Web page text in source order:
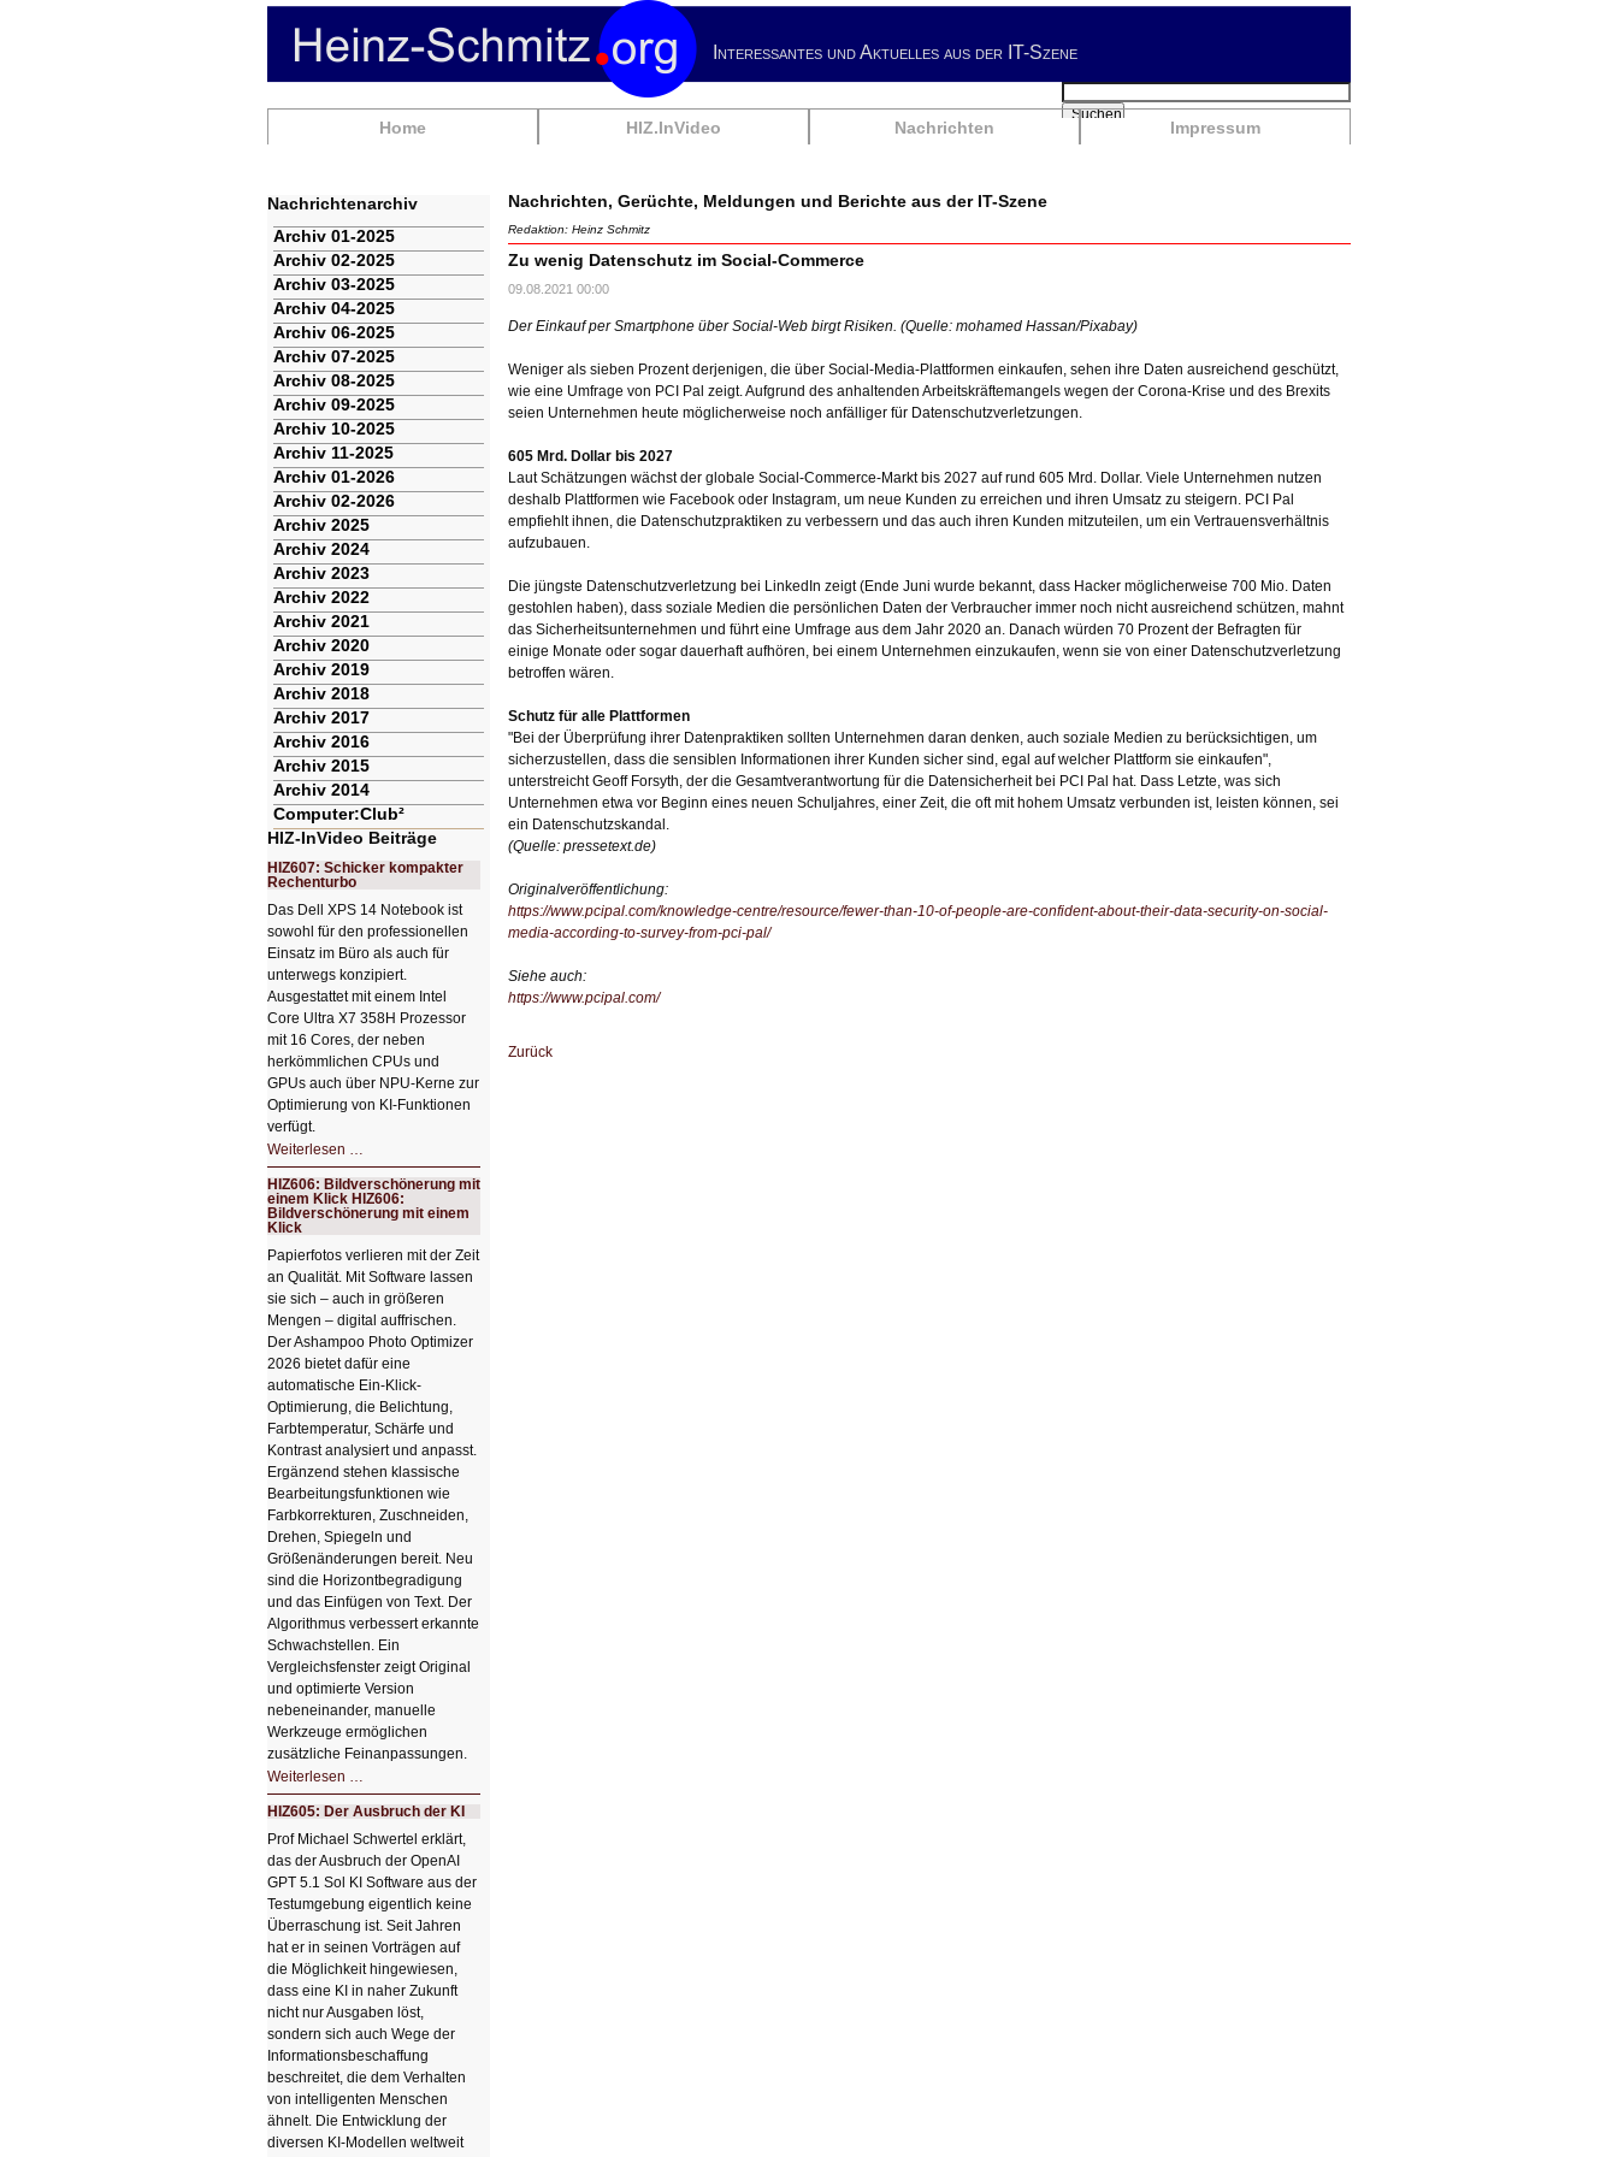
Interessantes und Aktuelles aus der IT-Szene
Navigation
Home HIZ.InVideo Nachrichten Impressum
Suchbegriffe
Suchen
Nachrichten, Gerüchte, Meldungen und Berichte aus der IT-Szene
Redaktion: Heinz Schmitz
Zu wenig Datenschutz im Social-Commerce
09.08.2021 00:00
Der Einkauf per Smartphone über Social-Web birgt Risiken. (Quelle: mohamed Hassan/Pixabay)
Weniger als sieben Prozent derjenigen, die über Social-Media-Plattformen einkaufen, sehen ihre Daten ausreichend geschützt,
wie eine Umfrage von PCI Pal zeigt. Aufgrund des anhaltenden Arbeitskräftemangels wegen der Corona-Krise und des Brexits
seien Unternehmen heute möglicherweise noch anfälliger für Datenschutzverletzungen.
605 Mrd. Dollar bis 2027
Laut Schätzungen wächst der globale Social-Commerce-Markt bis 2027 auf rund 605 Mrd. Dollar. Viele Unternehmen nutzen
deshalb Plattformen wie Facebook oder Instagram, um neue Kunden zu erreichen und ihren Umsatz zu steigern. PCI Pal
empfiehlt ihnen, die Datenschutzpraktiken zu verbessern und das auch ihren Kunden mitzuteilen, um ein Vertrauensverhältnis
aufzubauen.
Die jüngste Datenschutzverletzung bei LinkedIn zeigt (Ende Juni wurde bekannt, dass Hacker möglicherweise 700 Mio. Daten
gestohlen haben), dass soziale Medien die persönlichen Daten der Verbraucher immer noch nicht ausreichend schützen, mahnt
das Sicherheitsunternehmen und führt eine Umfrage aus dem Jahr 2020 an. Danach würden 70 Prozent der Befragten für
einige Monate oder sogar dauerhaft aufhören, bei einem Unternehmen einzukaufen, wenn sie von einer Datenschutzverletzung
betroffen wären.
Schutz für alle Plattformen
"Bei der Überprüfung ihrer Datenpraktiken sollten Unternehmen daran denken, auch soziale Medien zu berücksichtigen, um
sicherzustellen, dass die sensiblen Informationen ihrer Kunden sicher sind, egal auf welcher Plattform sie einkaufen",
unterstreicht Geoff Forsyth, der die Gesamtverantwortung für die Datensicherheit bei PCI Pal hat. Dass Letzte, was sich
Unternehmen etwa vor Beginn eines neuen Schuljahres, einer Zeit, die oft mit hohem Umsatz verbunden ist, leisten können, sei
ein Datenschutzskandal.
(Quelle: pressetext.de)
Originalveröffentlichung:
https://www.pcipal.com/knowledge-centre/resource/fewer-than-10-of-people-are-confident-about-their-data-security-on-social-
media-according-to-survey-from-pci-pal/
Siehe auch:
https://www.pcipal.com/
Zurück
Nachrichtenarchiv
Navigation
überspringen
Archiv 01-2025
Archiv 02-2025
Archiv 03-2025
Archiv 04-2025
Archiv 06-2025
Archiv 07-2025
Archiv 08-2025
Archiv 09-2025
Archiv 10-2025
Archiv 11-2025
Archiv 01-2026
Archiv 02-2026
Archiv 2025
Archiv 2024
Archiv 2023
Archiv 2022
Archiv 2021
Archiv 2020
Archiv 2019
Archiv 2018
Archiv 2017
Archiv 2016
Archiv 2015
Archiv 2014
Computer:Club²
HIZ-InVideo Beiträge
HIZ607: Schicker kompakter
Rechenturbo
Das Dell XPS 14 Notebook ist
sowohl für den professionellen
Einsatz im Büro als auch für
unterwegs konzipiert.
Ausgestattet mit einem Intel
Core Ultra X7 358H Prozessor
mit 16 Cores, der neben
herkömmlichen CPUs und
GPUs auch über NPU-Kerne zur
Optimierung von KI-Funktionen
verfügt.
Weiterlesen …
Schicker
kompakter
Rechenturbo
HIZ606: Bildverschönerung mit
einem Klick HIZ606:
Bildverschönerung mit einem
Klick
Papierfotos verlieren mit der Zeit
an Qualität. Mit Software lassen
sie sich – auch in größeren
Mengen – digital auffrischen.
Der Ashampoo Photo Optimizer
2026 bietet dafür eine
automatische Ein-Klick-
Optimierung, die Belichtung,
Farbtemperatur, Schärfe und
Kontrast analysiert und anpasst.
Ergänzend stehen klassische
Bearbeitungsfunktionen wie
Farbkorrekturen, Zuschneiden,
Drehen, Spiegeln und
Größenänderungen bereit. Neu
sind die Horizontbegradigung
und das Einfügen von Text. Der
Algorithmus verbessert erkannte
Schwachstellen. Ein
Vergleichsfenster zeigt Original
und optimierte Version
nebeneinander, manuelle
Werkzeuge ermöglichen
zusätzliche Feinanpassungen.
Weiterlesen …
Bildverschönerung
mit
einem
Klick
HIZ606:
Bildverschönerung
mit
einem
Klick
HIZ605: Der Ausbruch der KI
Prof Michael Schwertel erklärt,
das der Ausbruch der OpenAI
GPT 5.1 Sol KI Software aus der
Testumgebung eigentlich keine
Überraschung ist. Seit Jahren
hat er in seinen Vorträgen auf
die Möglichkeit hingewiesen,
dass eine KI in naher Zukunft
nicht nur Ausgaben löst,
sondern sich auch Wege der
Informationsbeschaffung
beschreitet, die dem Verhalten
von intelligenten Menschen
ähnelt. Die Entwicklung der
diversen KI-Modellen weltweit